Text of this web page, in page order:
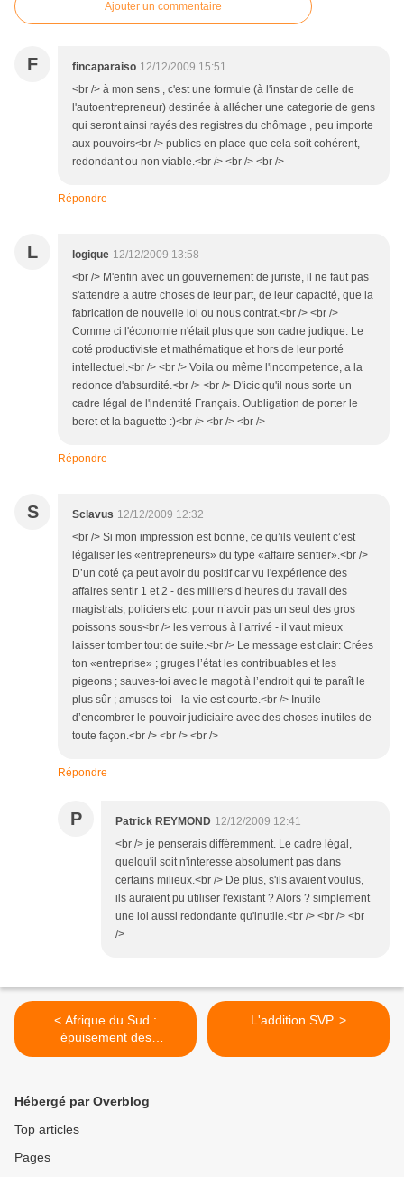
Ajouter un commentaire
F fincaparaiso 12/12/2009 15:51
<br /> à mon sens , c'est une formule (à l'instar de celle de
l'autoentrepreneur) destinée à allécher une categorie de gens
qui seront ainsi rayés des registres du chômage , peu importe
aux pouvoirs<br /> publics en place que cela soit cohérent,
redondant ou non viable.<br /> <br /> <br />
Répondre
L logique 12/12/2009 13:58
<br /> M'enfin avec un gouvernement de juriste, il ne faut pas
s'attendre a autre choses de leur part, de leur capacité, que la
fabrication de nouvelle loi ou nous contrat.<br /> <br />
Comme ci l'économie n'était plus que son cadre judique. Le
coté productiviste et mathématique et hors de leur porté
intellectuel.<br /> <br /> Voila ou même l'incompetence, a la
redonce d'absurdité.<br /> <br /> D'icic qu'il nous sorte un
cadre légal de l'indentité Français. Oubligation de porter le
beret et la baguette :)<br /> <br /> <br />
Répondre
S Sclavus 12/12/2009 12:32
<br /> Si mon impression est bonne, ce qu’ils veulent c’est
légaliser les «entrepreneurs» du type «affaire sentier».<br />
D’un coté ça peut avoir du positif car vu l'expérience des
affaires sentir 1 et 2 - des milliers d’heures du travail des
magistrats, policiers etc. pour n’avoir pas un seul des gros
poissons sous<br /> les verrous à l’arrivé - il vaut mieux
laisser tomber tout de suite.<br /> Le message est clair: Crées
ton «entreprise» ; gruges l’état les contribuables et les
pigeons ; sauves-toi avec le magot à l’endroit qui te paraît le
plus sûr ; amuses toi - la vie est courte.<br /> Inutile
d’encombrer le pouvoir judiciaire avec des choses inutiles de
toute façon.<br /> <br /> <br />
Répondre
P Patrick REYMOND 12/12/2009 12:41
<br /> je penserais différemment. Le cadre légal,
quelqu'il soit n'interesse absolument pas dans
certains milieux.<br /> De plus, s'ils avaient voulus,
ils auraient pu utiliser l'existant ? Alors ? simplement
une loi aussi redondante qu'inutile.<br /> <br /> <br
/>
< Afrique du Sud :
épuisement des
ressources.
L'addition SVP. >
Hébergé par Overblog
Top articles
Pages